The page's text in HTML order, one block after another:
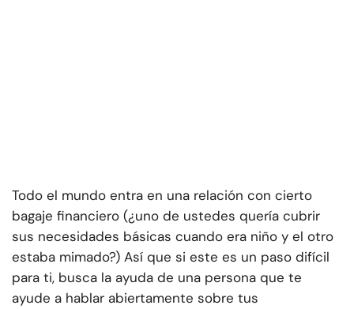
Todo el mundo entra en una relación con cierto
bagaje financiero (¿uno de ustedes quería cubrir
sus necesidades básicas cuando era niño y el otro
estaba mimado?) Así que si este es un paso difícil
para ti, busca la ayuda de una persona que te
ayude a hablar abiertamente sobre tus